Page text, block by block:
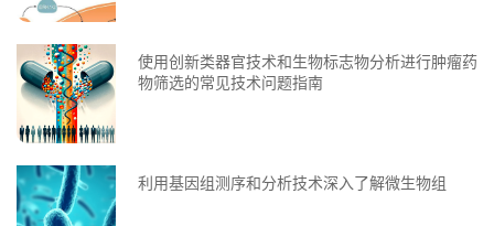
使用创新类器官技术和生物标志物分析进行肿瘤药
物筛选的常见技术问题指南
利用基因组测序和分析技术深入了解微生物组